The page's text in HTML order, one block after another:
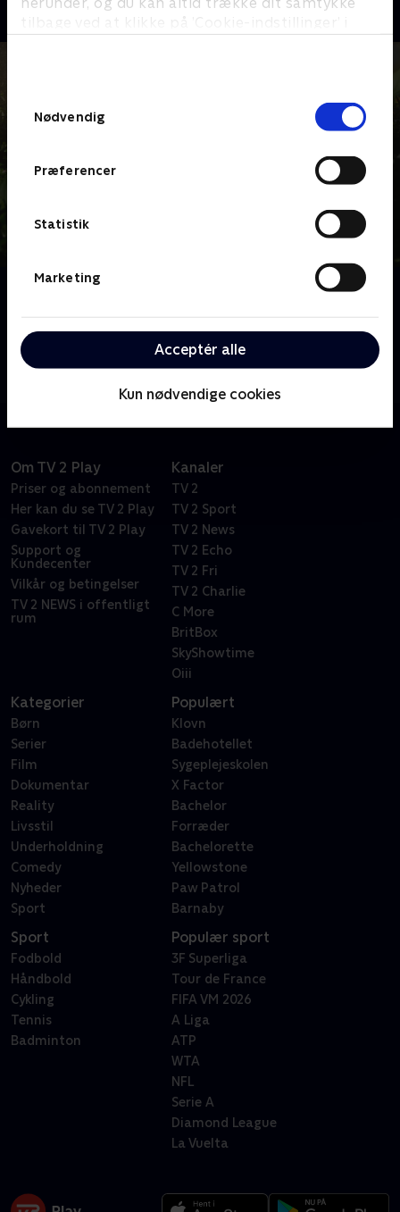
tilbage ved at klikke på ’Cookie-indstillinger’ i
Nødvendig
Præferencer
Statistik
Marketing
Acceptér alle
Kun nødvendige cookies
engang katten vil lege i, og man ikke selv ejer de
grønneste fingre? Man tilkalder haveguru Alan
Om TV 2 Play
Priser og abonnement
Her kan du se TV 2 Play
Gavekort til TV 2 Play
Support og
Kundecenter
Vilkår og betingelser
TV 2 NEWS i offentligt
rum
Kanaler
TV 2
TV 2 Sport
TV 2 News
TV 2 Echo
TV 2 Fri
TV 2 Charlie
C More
BritBox
SkyShowtime
Oiii
Kategorier
Børn
Serier
Film
Dokumentar
Reality
Livsstil
Underholdning
Comedy
Nyheder
Sport
Populært
Klovn
Badehotellet
Sygeplejeskolen
X Factor
Bachelor
Forræder
Bachelorette
Yellowstone
Paw Patrol
Barnaby
Sport
Fodbold
Håndbold
Cykling
Tennis
Badminton
Populær sport
3F Superliga
Tour de France
FIFA VM 2026
A Liga
ATP
WTA
NFL
Serie A
Diamond League
La Vuelta